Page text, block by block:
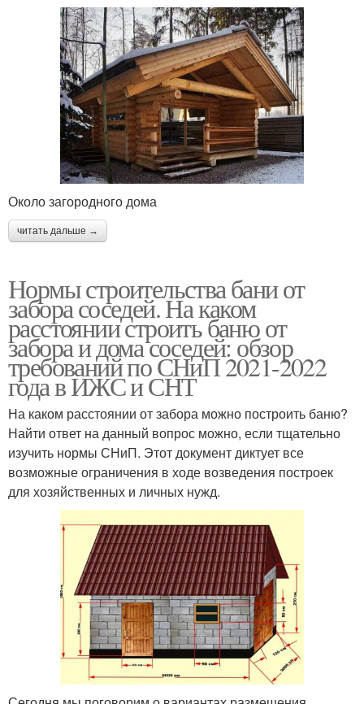
Около загородного дома
читать дальше →
Нормы строительства бани от
забора соседей. На каком
расстоянии строить баню от
забора и дома соседей: обзор
требований по СНиП 2021-2022
года в ИЖС и СНТ
На каком расстоянии от забора можно построить баню?
Найти ответ на данный вопрос можно, если тщательно
изучить нормы СНиП. Этот документ диктует все
возможные ограничения в ходе возведения построек
для хозяйственных и личных нужд.